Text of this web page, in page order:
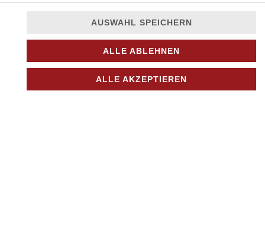
saftigen Tomatenscheiben, zarte Zwiebeln und herzhafte
Oliven
JETZT BESTELLEN
AUSWAHL SPEICHERN
ALLE ABLEHNEN
ALLE AKZEPTIEREN